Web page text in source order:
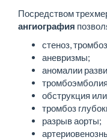
Посредством
ангиография
стеноз,
аневризмы;
аномалии
обструкция
тромбоз
разрыв аорты;